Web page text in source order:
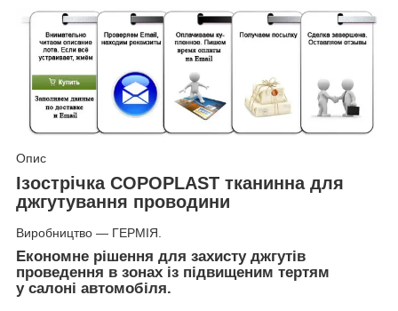
Опис
Ізострічка COPOPLAST тканинна для
джгутування проводини
Виробництво — ГЕРМІЯ.
Економне рішення для захисту джгутів
проведення в зонах із підвищеним тертям
у салоні автомобіля.